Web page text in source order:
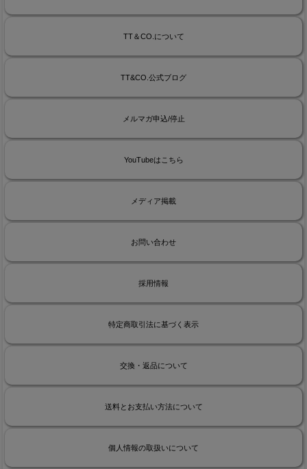
TT＆CO.について
TT&CO.公式ブログ
メルマガ申込/停止
YouTubeはこちら
メディア掲載
お問い合わせ
採用情報
特定商取引法に基づく表示
交換・返品について
送料とお支払い方法について
個人情報の取扱いについて